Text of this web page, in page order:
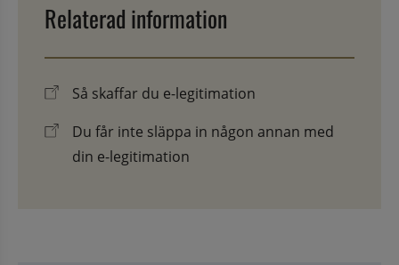
Relaterad information
Så skaffar du e-legitimation
Du får inte släppa in någon annan med
din e-legitimation